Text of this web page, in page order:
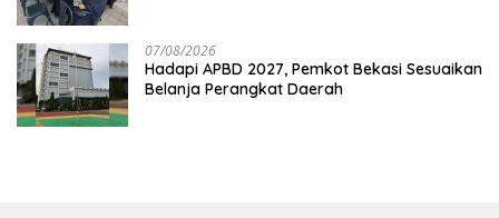
07/08/2026
Hadapi APBD 2027, Pemkot Bekasi Sesuaikan
Belanja Perangkat Daerah